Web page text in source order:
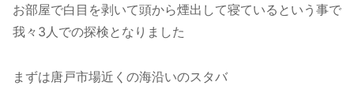
お部屋で白目を剥いて頭から煙出して寝ているという事で
我々3人での探検となりました
まずは唐戸市場近くの海沿いのスタバ